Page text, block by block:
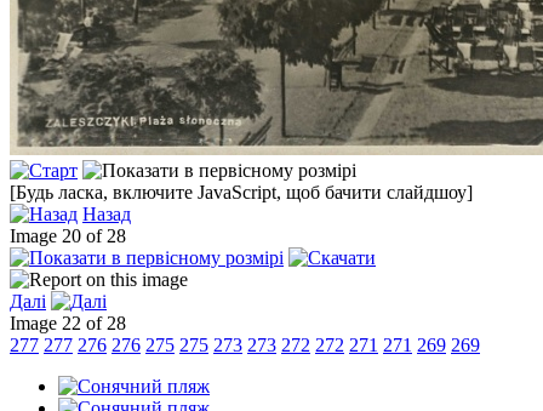
[Будь ласка, включите JavaScript, щоб бачити слайдшоу]
Назад
Image 20 of 28
Далі
Image 22 of 28
277 277 276 276 275 275 273 273 272 272 271 271 269 269